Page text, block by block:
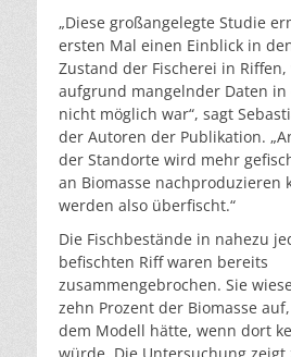
„Diese großangelegte Studie
ersten Mal einen Einblick in
Zustand der Fischerei in
aufgrund mangelnder Daten in
nicht möglich war“, sagt
der Autoren der Publikation.
der Standorte wird mehr
an Biomasse nachproduzieren
werden also überfischt.“
Die Fischbestände in nahezu
befischten Riff waren bereits
zusammengebrochen. Sie
zehn Prozent der Biomasse
dem Modell hätte, wenn dort